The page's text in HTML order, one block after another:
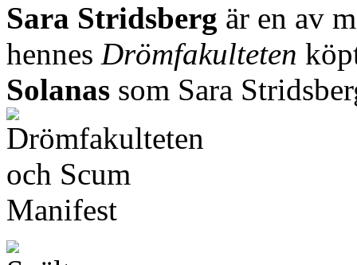
Sara Stridsberg är en av
hennes Drömfakulteten
Solanas som Sara